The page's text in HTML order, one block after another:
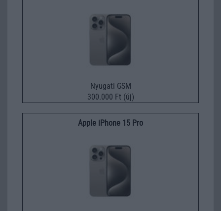
Nyugati GSM
300.000 Ft (új)
Apple iPhone 15 Pro